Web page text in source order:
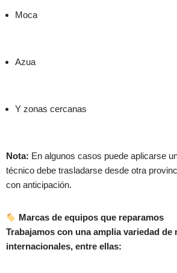
Moca
Azua
Y zonas cercanas
Nota: En algunos casos puede aplicarse
técnico debe trasladarse desde otra
con anticipación.
Marcas de equipos que reparamos
Trabajamos con una amplia variedad de
internacionales, entre ellas: